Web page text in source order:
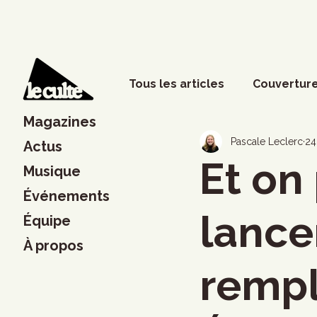
Magazines
Actus
Musique
Événements
Équipe
À propos
Tous les articles
Phénomènes sociaux
Musique
Et
Pascale Leclerc